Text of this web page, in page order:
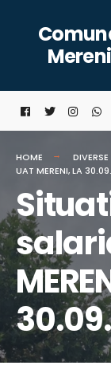
contentMereni
HOME DIVERSE
UAT MERENI, LA
for: